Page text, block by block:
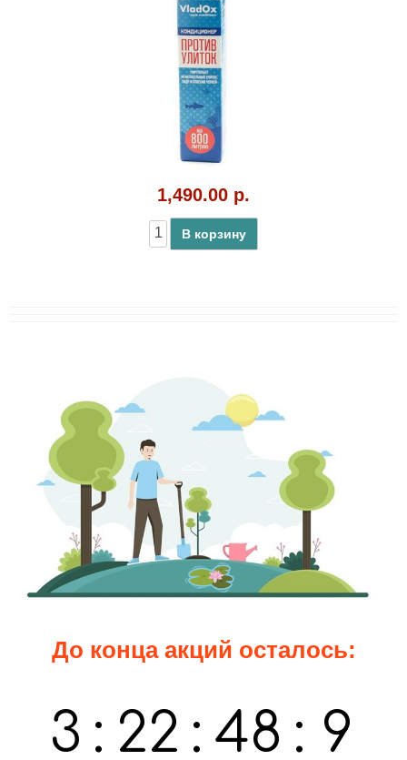
1,490.00 р.
В корзину
До конца акций осталось:
3 : 22 : 48 : 8